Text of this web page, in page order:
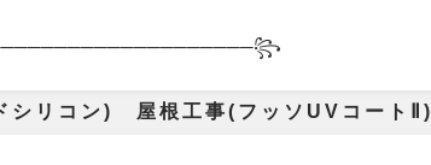
──────꧂
シリコン) 屋根工事(フッソUVコートⅡ)